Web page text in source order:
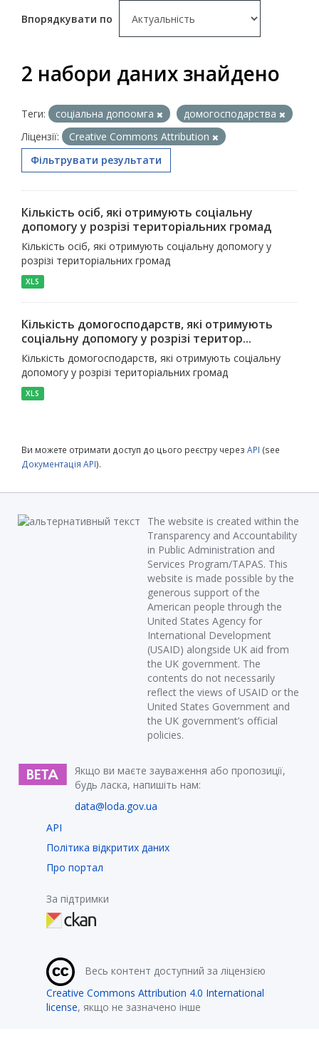
Впорядкувати по
2 набори даних знайдено
Теги: соціальна допоомга
домогосподарства
Ліцензії:
Creative Commons Attribution
Фільтрувати результати
Кількість осіб, які отримують соціальну
допомогу у розрізі територіальних громад
Кількість осіб, які отримують соціальну допомогу у
розрізі територіальних громад
XLS
Кількість домогосподарств, які отримують
соціальну допомогу у розрізі територ...
Кількість домогосподарств, які отримують соціальну
допомогу у розрізі територіальних громад
XLS
Ви можете отримати доступ до цього реєстру через API (see
Документація API).
The website is created within the
Transparency and Accountability
in Public Administration and
Services Program/TAPAS. This
website is made possible by the
generous support of the
American people through the
United States Agency for
International Development
(USAID) alongside UK aid from
the UK government. The
contents do not necessarily
reflect the views of USAID or the
United States Government and
the UK government’s official
policies.
Якщо ви маєте зауваження або пропозиції,
будь ласка, напишіть нам:
data@loda.gov.ua
API
Політика відкритих даних
Про портал
За підтримки
Весь контент доступний за ліцензією
Creative Commons Attribution 4.0 International
license, якщо не зазначено інше